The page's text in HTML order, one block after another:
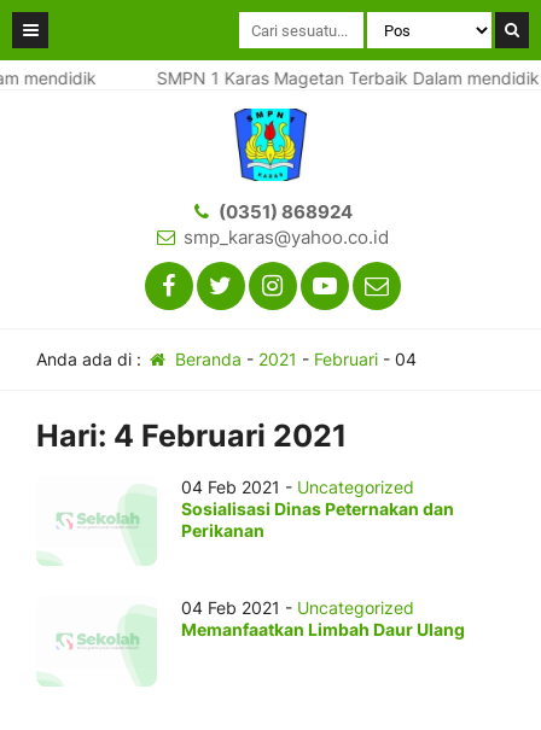
mendidik SMPN 1 Karas Magetan Terbaik Dalam mendidik
(0351) 868924
smp_karas@yahoo.co.id
Anda ada di : Beranda - 2021 - Februari- 04
Hari: 4 Februari 2021
04 Feb 2021 - Uncategorized
Sosialisasi Dinas Peternakan dan
Perikanan
04 Feb 2021 - Uncategorized
Memanfaatkan Limbah Daur Ulang